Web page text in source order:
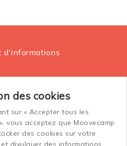
des cookies
sur « Accepter tous les
vous acceptez que Moovecamp
des cookies sur votre
divulguer des informations
d'informations
aménagés
vente et location